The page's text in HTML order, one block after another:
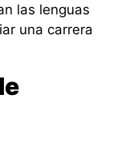
las lenguas
una carrera